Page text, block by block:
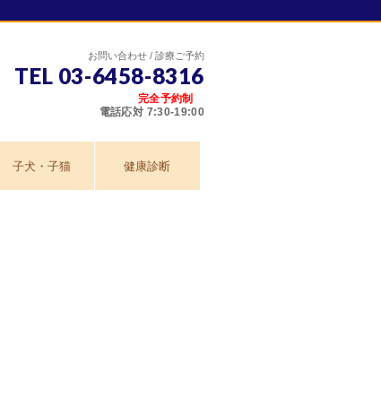
お問い合わせ / 診療ご予約
TEL 03-6458-8316
完全予約制
電話応対 7:30-19:00
子犬・子猫 健康診断